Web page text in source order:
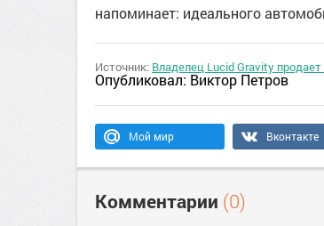
напоминает: идеального
Источник: Владелец Lucid Gravity
Опубликовал: Виктор Петров
Мой мир Вконтакте
Комментарии (0)